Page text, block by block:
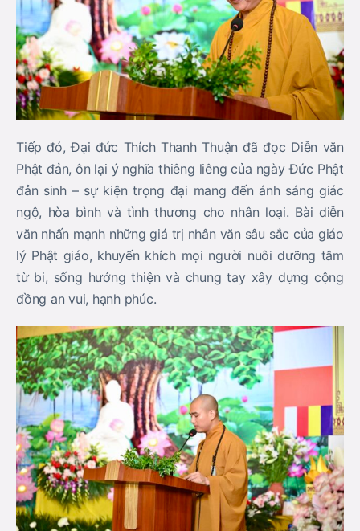
Tiếp đó,Đại đức Thích Thanh Thuận đã đọc Diễn văn
Phật đản, ôn lại ý nghĩa thiêng liêng của ngày Đức Phật
đản sinh – sự kiện trọng đại mang đến ánh sáng giác
ngộ, hòa bình và tình thương cho nhân loại. Bài diễn
văn nhấn mạnh những giá trị nhân văn sâu sắc của giáo
lý Phật giáo, khuyến khích mọi người nuôi dưỡng tâm
từ bi, sống hướng thiện và chung tay xây dựng cộng
đồng an vui, hạnh phúc.